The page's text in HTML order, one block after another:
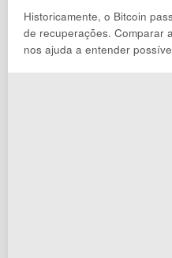
Historicamente, o Bitcoin
de recuperações. Comparar
nos ajuda a entender